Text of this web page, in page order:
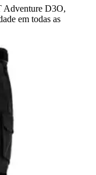
Adventure D3O,
em todas as